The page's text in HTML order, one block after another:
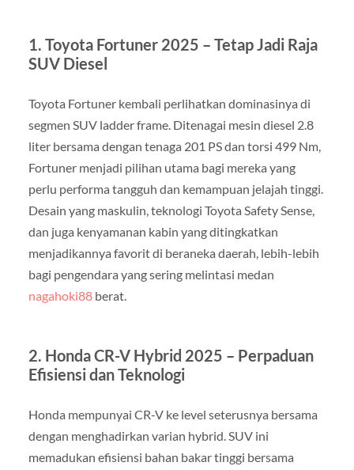
1. Toyota Fortuner 2025 – Tetap Jadi Raja
SUV Diesel
Toyota Fortuner kembali perlihatkan dominasinya di
segmen SUV ladder frame. Ditenagai mesin diesel 2.8
liter bersama dengan tenaga 201 PS dan torsi 499 Nm,
Fortuner menjadi pilihan utama bagi mereka yang
perlu performa tangguh dan kemampuan jelajah tinggi.
Desain yang maskulin, teknologi Toyota Safety Sense,
dan juga kenyamanan kabin yang ditingkatkan
menjadikannya favorit di beraneka daerah, lebih-lebih
bagi pengendara yang sering melintasi medan
nagahoki88berat.
2. Honda CR-V Hybrid 2025 – Perpaduan
Efisiensi dan Teknologi
Honda mempunyai CR-V ke level seterusnya bersama
dengan menghadirkan varian hybrid. SUV ini
memadukan efisiensi bahan bakar tinggi bersama